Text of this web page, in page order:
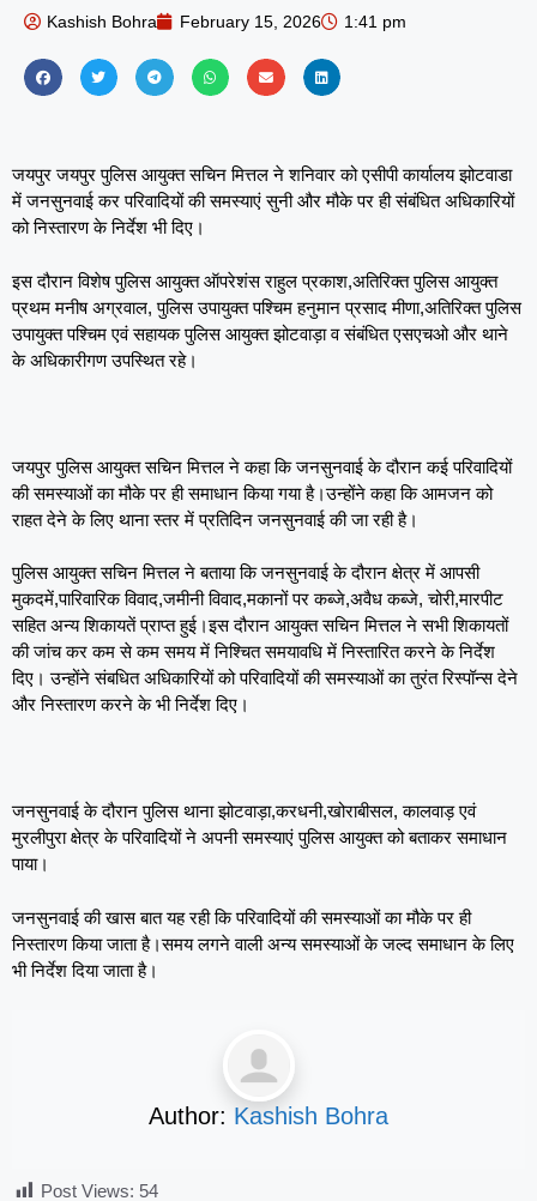
Kashish Bohra February 15, 2026 1:41 pm
जयपुर जयपुर पुलिस आयुक्त सचिन मित्तल ने शनिवार को एसीपी कार्यालय झोटवाडा
में जनसुनवाई कर परिवादियों की समस्याएं सुनी और मौके पर ही संबंधित अधिकारियों
को निस्तारण के निर्देश भी दिए।
इस दौरान विशेष पुलिस आयुक्त ऑपरेशंस राहुल प्रकाश,अतिरिक्त पुलिस आयुक्त
प्रथम मनीष अग्रवाल, पुलिस उपायुक्त पश्चिम हनुमान प्रसाद मीणा,अतिरिक्त पुलिस
उपायुक्त पश्चिम एवं सहायक पुलिस आयुक्त झोटवाड़ा व संबंधित एसएचओ और थाने
के अधिकारीगण उपस्थित रहे।
जयपुर पुलिस आयुक्त सचिन मित्तल ने कहा कि जनसुनवाई के दौरान कई परिवादियों
की समस्याओं का मौके पर ही समाधान किया गया है।उन्होंने कहा कि आमजन को
राहत देने के लिए थाना स्तर में प्रतिदिन जनसुनवाई की जा रही है।
पुलिस आयुक्त सचिन मित्तल ने बताया कि जनसुनवाई के दौरान क्षेत्र में आपसी
मुकदमें,पारिवारिक विवाद,जमीनी विवाद,मकानों पर कब्जे,अवैध कब्जे, चोरी,मारपीट
सहित अन्य शिकायतें प्राप्त हुई।इस दौरान आयुक्त सचिन मित्तल ने सभी शिकायतों
की जांच कर कम से कम समय में निश्चित समयावधि में निस्तारित करने के निर्देश
दिए। उन्होंने संबधित अधिकारियों को परिवादियों की समस्याओं का तुरंत रिस्पॉन्स देने
और निस्तारण करने के भी निर्देश दिए।
जनसुनवाई के दौरान पुलिस थाना झोटवाड़ा,करधनी,खोराबीसल, कालवाड़ एवं
मुरलीपुरा क्षेत्र के परिवादियों ने अपनी समस्याएं पुलिस आयुक्त को बताकर समाधान
पाया।
जनसुनवाई की खास बात यह रही कि परिवादियों की समस्याओं का मौके पर ही
निस्तारण किया जाता है।समय लगने वाली अन्य समस्याओं के जल्द समाधान के लिए
भी निर्देश दिया जाता है।
Author: Kashish Bohra
Post Views: 54